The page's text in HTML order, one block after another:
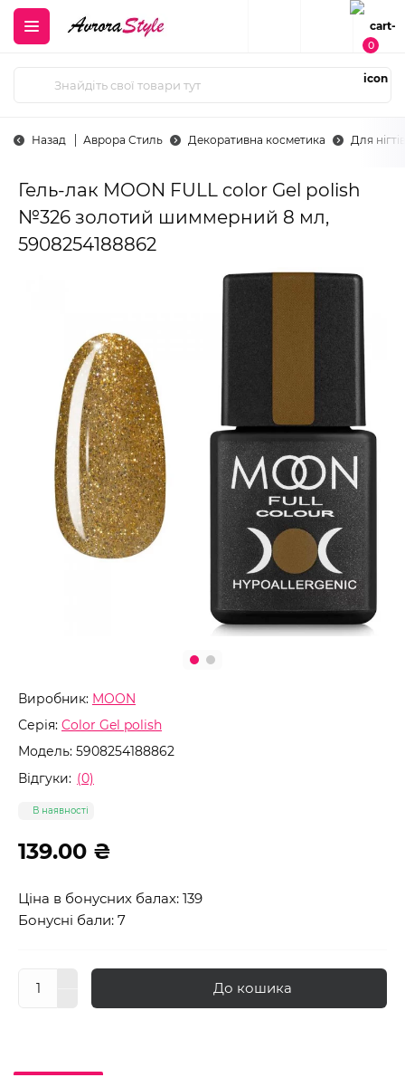
0
Назад Аврора Стиль Декоративна косметика Для нігтів
Гель-лак MOON FULL color Gel polish
№326 золотий шиммерний 8 мл,
5908254188862
Виробник: MOON
Серія: Color Gel polish
Модель: 5908254188862
Відгуки: (0)
В наявності
139.00 ₴
Ціна в бонусних балах: 139
Бонусні бали: 7
До кошика